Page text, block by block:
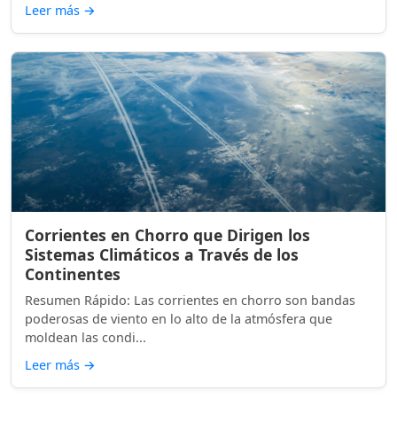
Leer más →
Corrientes en Chorro que Dirigen los
Sistemas Climáticos a Través de los
Continentes
Resumen Rápido: Las corrientes en chorro son bandas
poderosas de viento en lo alto de la atmósfera que
moldean las condi...
Leer más →